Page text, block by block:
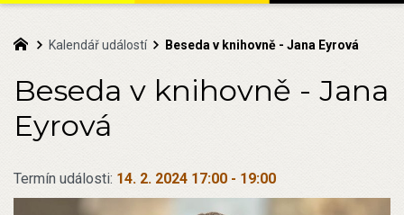
Kalendář událostí Beseda v knihovně - Jana Eyrová
Beseda v knihovně - Jana
Eyrová
Termín události: 14. 2. 2024 17:00 - 19:00